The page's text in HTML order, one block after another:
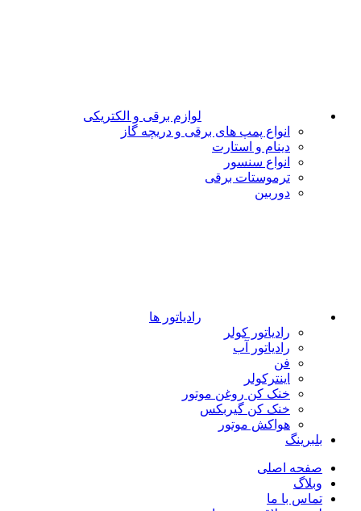
لوازم برقی و الکتریکی
انواع پمپ های برقی و دریچه گاز
دینام و استارت
انواع سنسور
ترموستات برقی
دوربین
رادیاتور ها
رادیاتور کولر
رادیاتور آب
فن
اینترکولر
خنک کن روغن موتور
خنک کن گیربکس
هواکش موتور
بلبرینگ
صفحه اصلی
وبلاگ
تماس با ما